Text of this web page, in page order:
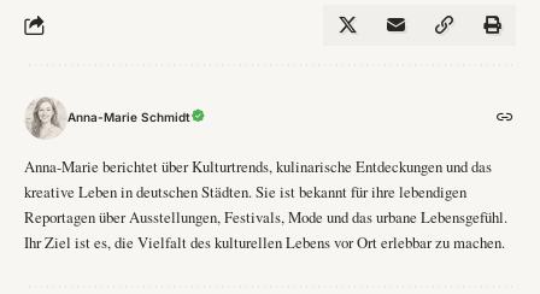
Anna-Marie Schmidt
Anna-Marie berichtet über Kulturtrends, kulinarische Entdeckungen und das
kreative Leben in deutschen Städten. Sie ist bekannt für ihre lebendigen
Reportagen über Ausstellungen, Festivals, Mode und das urbane Lebensgefühl.
Ihr Ziel ist es, die Vielfalt des kulturellen Lebens vor Ort erlebbar zu machen.